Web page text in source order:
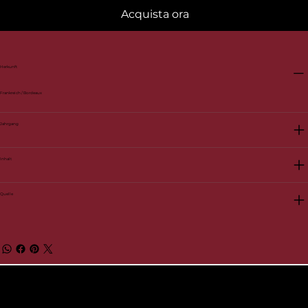
Acquista ora
Herkunft
Frankreich / Bordeaux
Jahrgang
Inhalt
Quelle